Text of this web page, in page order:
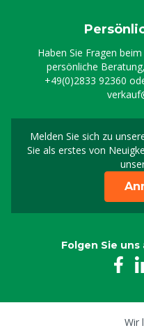
Haben Sie Fragen
persönliche
+49(0)2833 92360
Melden Sie sich zu
Sie als erstes von
Folgen Sie
Wir